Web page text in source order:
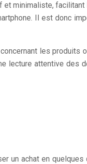
minimaliste,
Il est donc
les produits
lecture attentive des
un achat en